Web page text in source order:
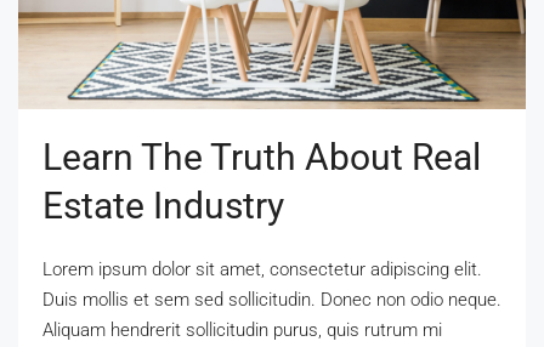
Learn The Truth About Real
Estate Industry
Lorem ipsum dolor sit amet, consectetur adipiscing elit.
Duis mollis et sem sed sollicitudin. Donec non odio neque.
Aliquam hendrerit sollicitudin purus, quis rutrum mi